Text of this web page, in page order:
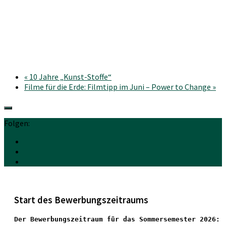
« 10 Jahre „Kunst-Stoffe“
Filme für die Erde: Filmtipp im Juni – Power to Change »
Folgen:
Start des Bewerbungszeitraums
Der Bewerbungszeitraum für das Sommersemester 2026: